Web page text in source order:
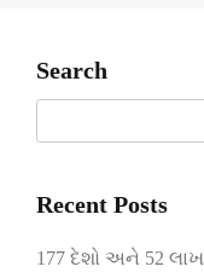
Search
Recent Posts
177 દેશો અને 52 લાખ